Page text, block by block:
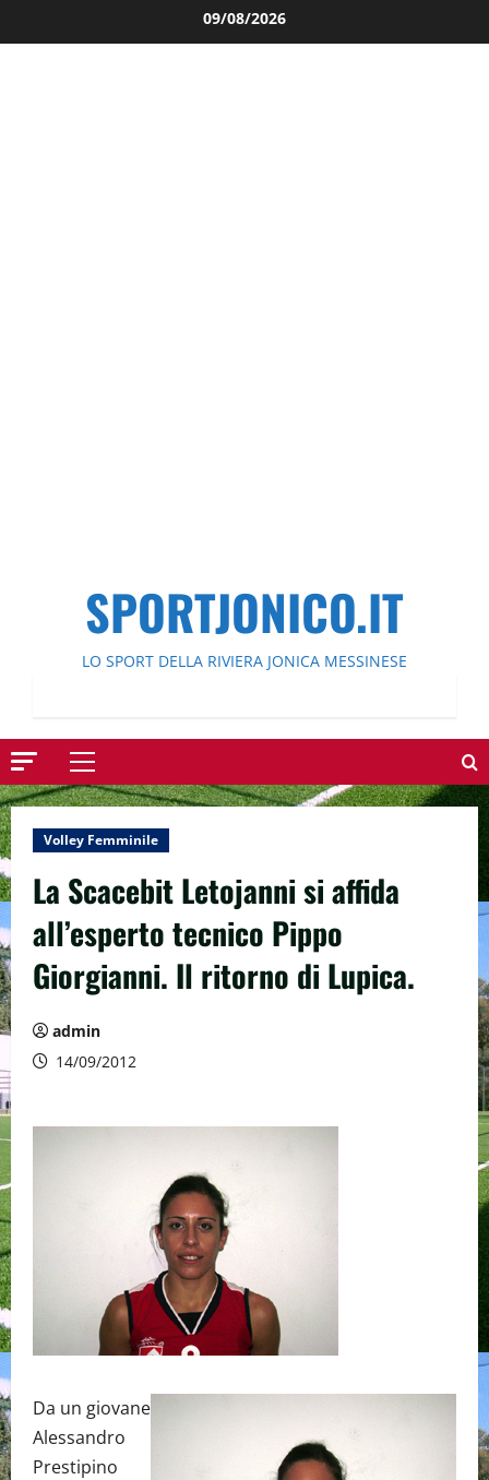
al
09/08/2026
SPORTJONICO.IT
LO SPORT DELLA RIVIERA JONICA MESSINESE
Menu
principale
Volley Femminile
La Scacebit Letojanni si affida
all’esperto tecnico Pippo
Giorgianni. Il ritorno di Lupica.
admin
14/09/2012
Da un giovane
Alessandro
Prestipino